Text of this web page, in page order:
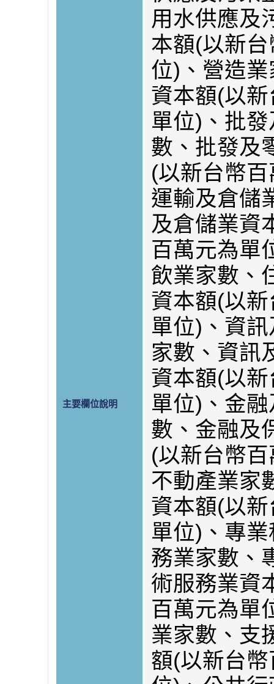
主要欄位說明
用水供應及
本額(以新
位)、營造
資本額(以
單位)、批
數、批發及
(以新台幣
運輸及倉儲
及倉儲業資
百萬元為單
飲業家數、
資本額(以
單位)、資
家數、資訊
資本額(以
單位)、金
數、金融及
(以新台幣
不動產業家
資本額(以
單位)、專
務業家數、
術服務業資
百萬元為單
業家數、支
額(以新台